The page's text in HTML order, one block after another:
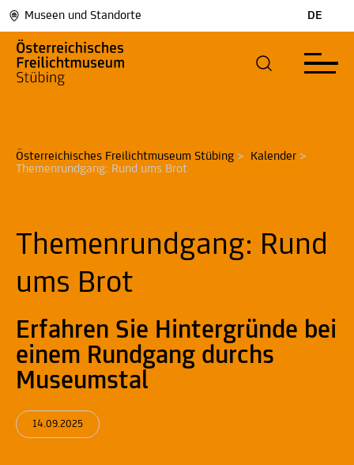
Museen und Standorte DE
Österreichisches Freilichtmuseum Stübing > Kalender >
Themenrundgang: Rund ums Brot
Themenrundgang: Rund
ums Brot
Erfahren Sie Hintergründe bei
einem Rundgang durchs
Museumstal
14.09.2025